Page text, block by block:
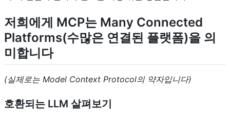
저희에게 MCP는 Many Connected
Platforms(수많은 연결된 플랫폼)을 의
미합니다
(실제로는 Model Context Protocol의 약자입니다)
호환되는 LLM 살펴보기